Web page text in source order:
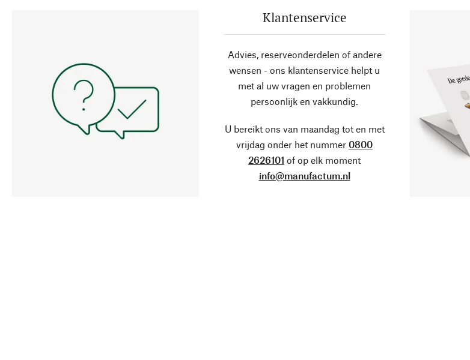
Klantenservice
Advies, reserveonderdelen of andere
wensen - ons klantenservice helpt u
met al uw vragen en problemen
persoonlijk en vakkundig.
U bereikt ons van maandag tot en met
vrijdag onder het nummer 0800
2626101 of op elk moment
info@manufactum.nl